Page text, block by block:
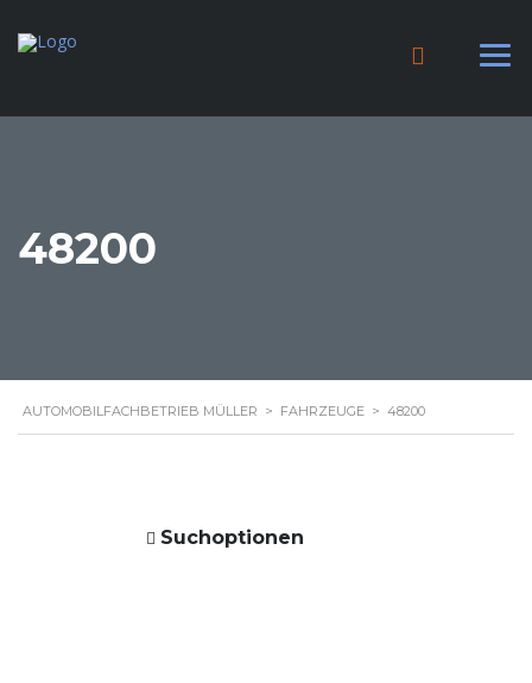
48200
AUTOMOBILFACHBETRIEB MÜLLER > FAHRZEUGE > 48200
Suchoptionen